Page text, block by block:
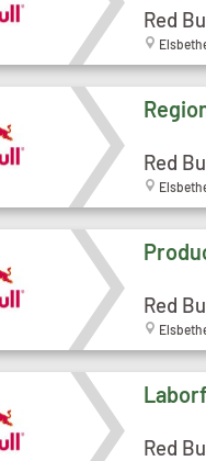
Red
Red
Red
Red